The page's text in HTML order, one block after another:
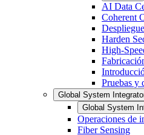
AI Data
Coherent
Harden
High-
Pruebas y
Global System
Global System
Operaciones de
Fiber Sensing